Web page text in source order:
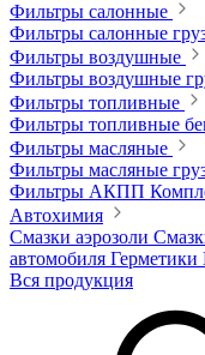
Фильтры салонные
Фильтры салонные
Фильтры воздушные
Фильтры воздушные
Фильтры топливные
Фильтры топливные
Фильтры масляные
Фильтры масляные
Фильтры АКПП
Автохимия
Смазки аэрозоли
автомобиля Герметики
Вся продукция